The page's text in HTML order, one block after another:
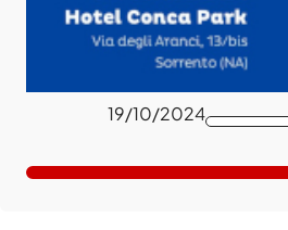
19/10/2024